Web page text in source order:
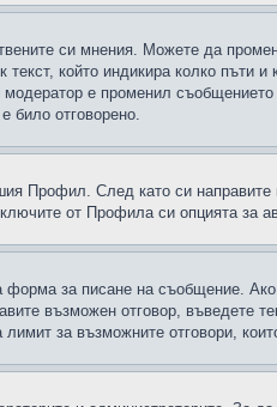
си мнения. Можете да
който индикира колко пъти
е променил
било отговорено.
Профил. След като си
от Профила си опцията за
форма за писане на съобщение.
възможен отговор, въведете
за възможните отговори,